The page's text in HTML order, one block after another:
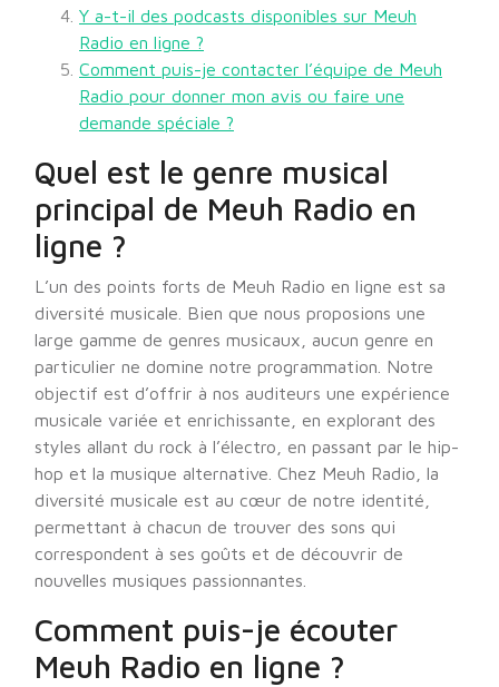
Y a-t-il des podcasts disponibles sur Meuh
Radio en ligne ?
Comment puis-je contacter l’équipe de Meuh
Radio pour donner mon avis ou faire une
demande spéciale ?
Quel est le genre musical
principal de Meuh Radio en
ligne ?
L’un des points forts de Meuh Radio en ligne est sa
diversité musicale. Bien que nous proposions une
large gamme de genres musicaux, aucun genre en
particulier ne domine notre programmation. Notre
objectif est d’offrir à nos auditeurs une expérience
musicale variée et enrichissante, en explorant des
styles allant du rock à l’électro, en passant par le hip-
hop et la musique alternative. Chez Meuh Radio, la
diversité musicale est au cœur de notre identité,
permettant à chacun de trouver des sons qui
correspondent à ses goûts et de découvrir de
nouvelles musiques passionnantes.
Comment puis-je écouter
Meuh Radio en ligne ?